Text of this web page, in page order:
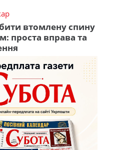
втомлену спину
проста вправа та